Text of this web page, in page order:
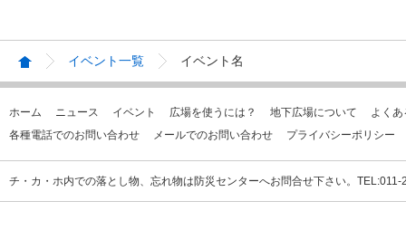
イベント一覧 イベント名
ホーム ニュース イベント 広場を使うには？ 地下広場について
よく
各種電話でのお問い合わせ
メールでのお問い合わせ プライバシーポリシー
チ・カ・ホ内での落とし物、忘れ物は防災センターへお問合せ下さい。